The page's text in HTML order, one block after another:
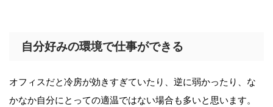
自分好みの環境で仕事ができる
オフィスだと冷房が効きすぎていたり、逆に弱かったり、な
かなか自分にとっての適温ではない場合も多いと思います。